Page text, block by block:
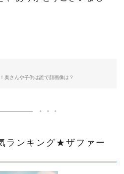
奥さんや子供は誰で顔画像は？
ランキング★ザファー